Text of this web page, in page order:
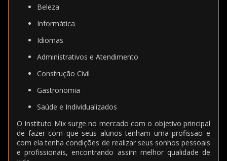
Beleza
Informática
Idiomas
Administrativos e Atendimento
Construção Civil
Gastronomia
Saúde e Individualizados
O Instituto Mix surge no mercado com o objetivo principal
de fazer com que seus alunos tenham uma profissão e
com ela tenha condições de realizar seus sonhos pessoais
e profissionais, encontrando assim melhor qualidade de